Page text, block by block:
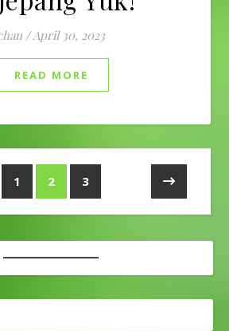
/April 30, 2023
READ MORE
1 2 3